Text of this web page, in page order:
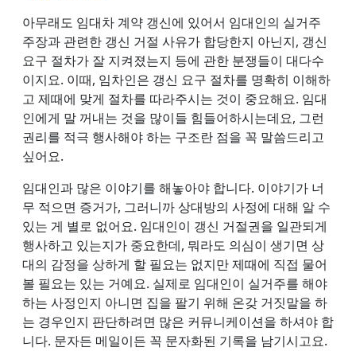
아무래도 임대차 계약 갱신에 있어서 임대인의 실거주
주장과 관련한 갱신 거절 사유가 합당한지 아닌지, 갱신
요구 절차가 잘 지켜졌는지 등에 관한 분쟁들이 대다수
이지요. 이때, 임차인은 갱신 요구 절차를 명확히 이해하
고 제때에 맞게 절차를 따라주시는 것이 중요해요. 임대
인에게 말 꺼내는 것을 많이들 힘들어하시는데요, 그런
권리를 적극 행사해야 하는 구조란 점을 꼭 말씀드리고
싶어요.
임대인과 많은 이야기를 해놓아야 합니다. 이야기가 너
무 적으면 증거가, 그러니까 상대방의 사정에 대해 알 수
있는 게 별로 없어요. 임대인이 갱신 거절권을 일관되게
행사하고 있는지가 중요한데, 뭐라도 의심이 생기면 상
대의 감정을 상하게 할 필요는 없지만 제때에 직접 물어
볼 필요는 있는 거예요. 실제로 임대인이 실거주를 해야
하는 사정인지 아니면 집을 팔기 위해 온갖 거짓말을 하
는 경우인지 판단하려면 많은 커뮤니케이션을 하셔야 합
니다. 문자든 메일이든 꼭 문자화된 기록을 남기시고요.